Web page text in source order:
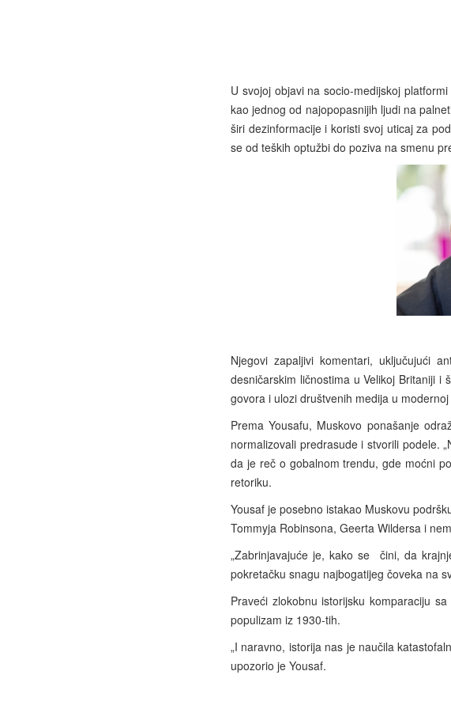
U svojoj objavi na socio-medijskoj platformi
kao jednog od najopopasnijih ljudi na
širi dezinformacije i koristi svoj uticaj za
se od teških optužbi do poziva na smenu
Njegovi zapaljivi komentari, uključujući
desničarskim ličnostima u Velikoj Britaniji
govora i ulozi društvenih medija u modernoj
Prema Yousafu, Muskovo ponašanje
normalizovali predrasude i stvorili podele.
da je reč o gobalnom trendu, gde moćni
retoriku.
Yousaf je posebno istakao Muskovu
Tommyja Robinsona, Geerta Wildersa i
„Zabrinjavajuće je, kako se
čini, da
pokretačku snagu najbogatijeg čoveka na
Praveći zlokobnu istorijsku komparaciju
populizam iz 1930-tih.
„I naravno, istorija nas je naučila
upozorio je Yousaf.